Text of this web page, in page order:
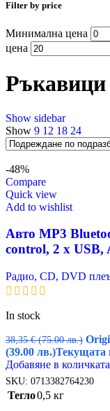
Filter by price
Минимална цена
цена
Ръкавици
Show sidebar
Show 9 12 18 24
-48%
Compare
Quick view
Add to wishlist
Авто MP3
control, 2 x USB,
Радио, CD, DVD
In stock
38,35€ (75.00 лв.)
(39.00 лв.)Текущата
Добавяне в количката
SKU: 0713382764230
Тегло0,5 кг